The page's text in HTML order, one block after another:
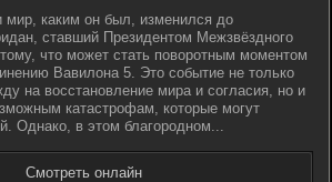
мир, каким он был, изменился до
ставший Президентом Межзвёздного
что может стать поворотным моментом
Вавилона 5. Это событие не только
на восстановление мира и согласия, но и
катастрофам, которые могут
Однако, в этом благородном...
Смотреть онлайн